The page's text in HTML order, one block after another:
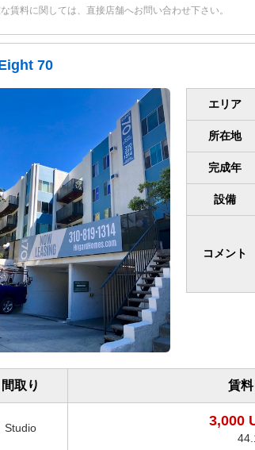
賃料に関しては、直接店舗へお問い合わせ下さい。
70
エリア
所在地
完成年
設備
コメント
間取り 賃
Studio 3,000